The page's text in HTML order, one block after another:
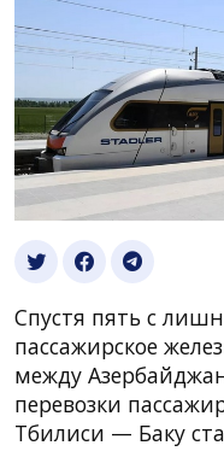
Спустя пять с
пассажирское
между
перевозки
Тбилиси — Баку